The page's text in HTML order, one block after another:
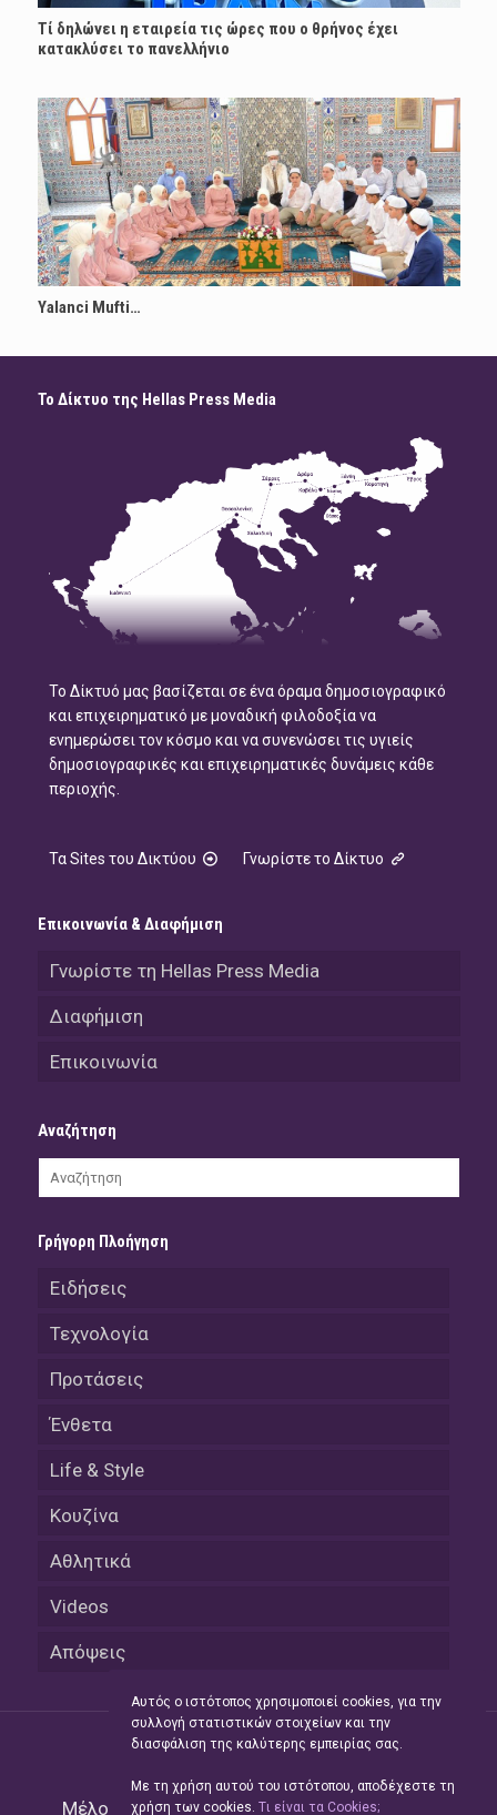
Τί δηλώνει η εταιρεία τις ώρες που ο θρήνος έχει
κατακλύσει το πανελλήνιο
Yalanci Mufti…
Το Δίκτυο της Hellas Press Media
Το Δίκτυό μας βασίζεται σε ένα όραμα δημοσιογραφικό
και επιχειρηματικό με μοναδική φιλοδοξία να
ενημερώσει τον κόσμο και να συνενώσει τις υγιείς
δημοσιογραφικές και επιχειρηματικές δυνάμεις κάθε
περιοχής.
Τα Sites του Δικτύου Γνωρίστε το Δίκτυο
Επικοινωνία & Διαφήμιση
Γνωρίστε τη Hellas Press Media
Διαφήμιση
Επικοινωνία
Αναζήτηση
Γρήγορη Πλοήγηση
Ειδήσεις
Τεχνολογία
Προτάσεις
Ένθετα
Life & Style
Κουζίνα
Αθλητικά
Videos
Απόψεις
Μέλος του Δικτύου τηςHellas Press Media
Αυτός ο ιστότοπος χρησιμοποιεί cookies, για την
συλλογή στατιστικών στοιχείων και την
διασφάλιση της καλύτερης εμπειρίας σας.
Με τη χρήση αυτού του ιστότοπου, αποδέχεστε τη
χρήση των cookies. Tι είναι τα Cookies;